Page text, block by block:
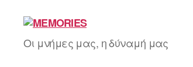
Οι μνήμες μας, η δύναμή μας